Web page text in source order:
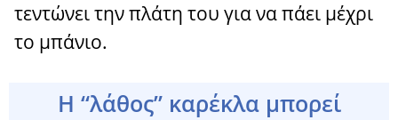
τεντώνει την πλάτη του για να πάει μέχρι
το μπάνιο.
Η “λάθος” καρέκλα μπορεί